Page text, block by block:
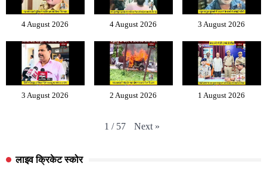
4 August 2026 4 August 2026 3 August 2026
3 August 2026 2 August 2026 1 August 2026
1 / 57 Next »
लाइव क्रिकेट स्कोर